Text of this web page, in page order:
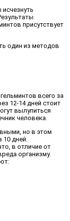
присутствует
один из методов
всего за
12-14 дней стоит
вылупиться
человека.
но в этом
дней.
в отличие от
организму.